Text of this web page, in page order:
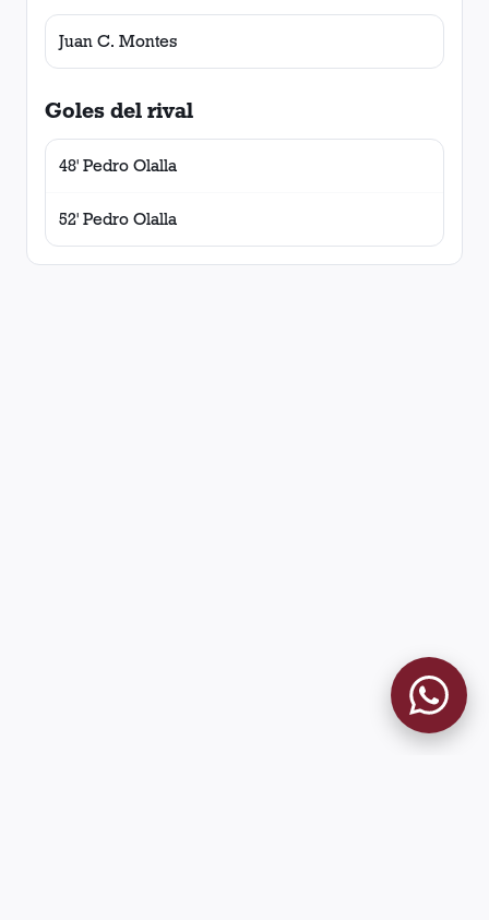
Juan C. Montes
Goles del rival
48' Pedro Olalla
52' Pedro Olalla